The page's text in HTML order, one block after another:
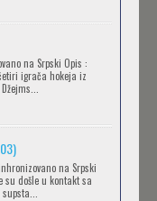
na Srpski Opis :
igrača hokeja iz
na Srpski
su došle u kontakt sa